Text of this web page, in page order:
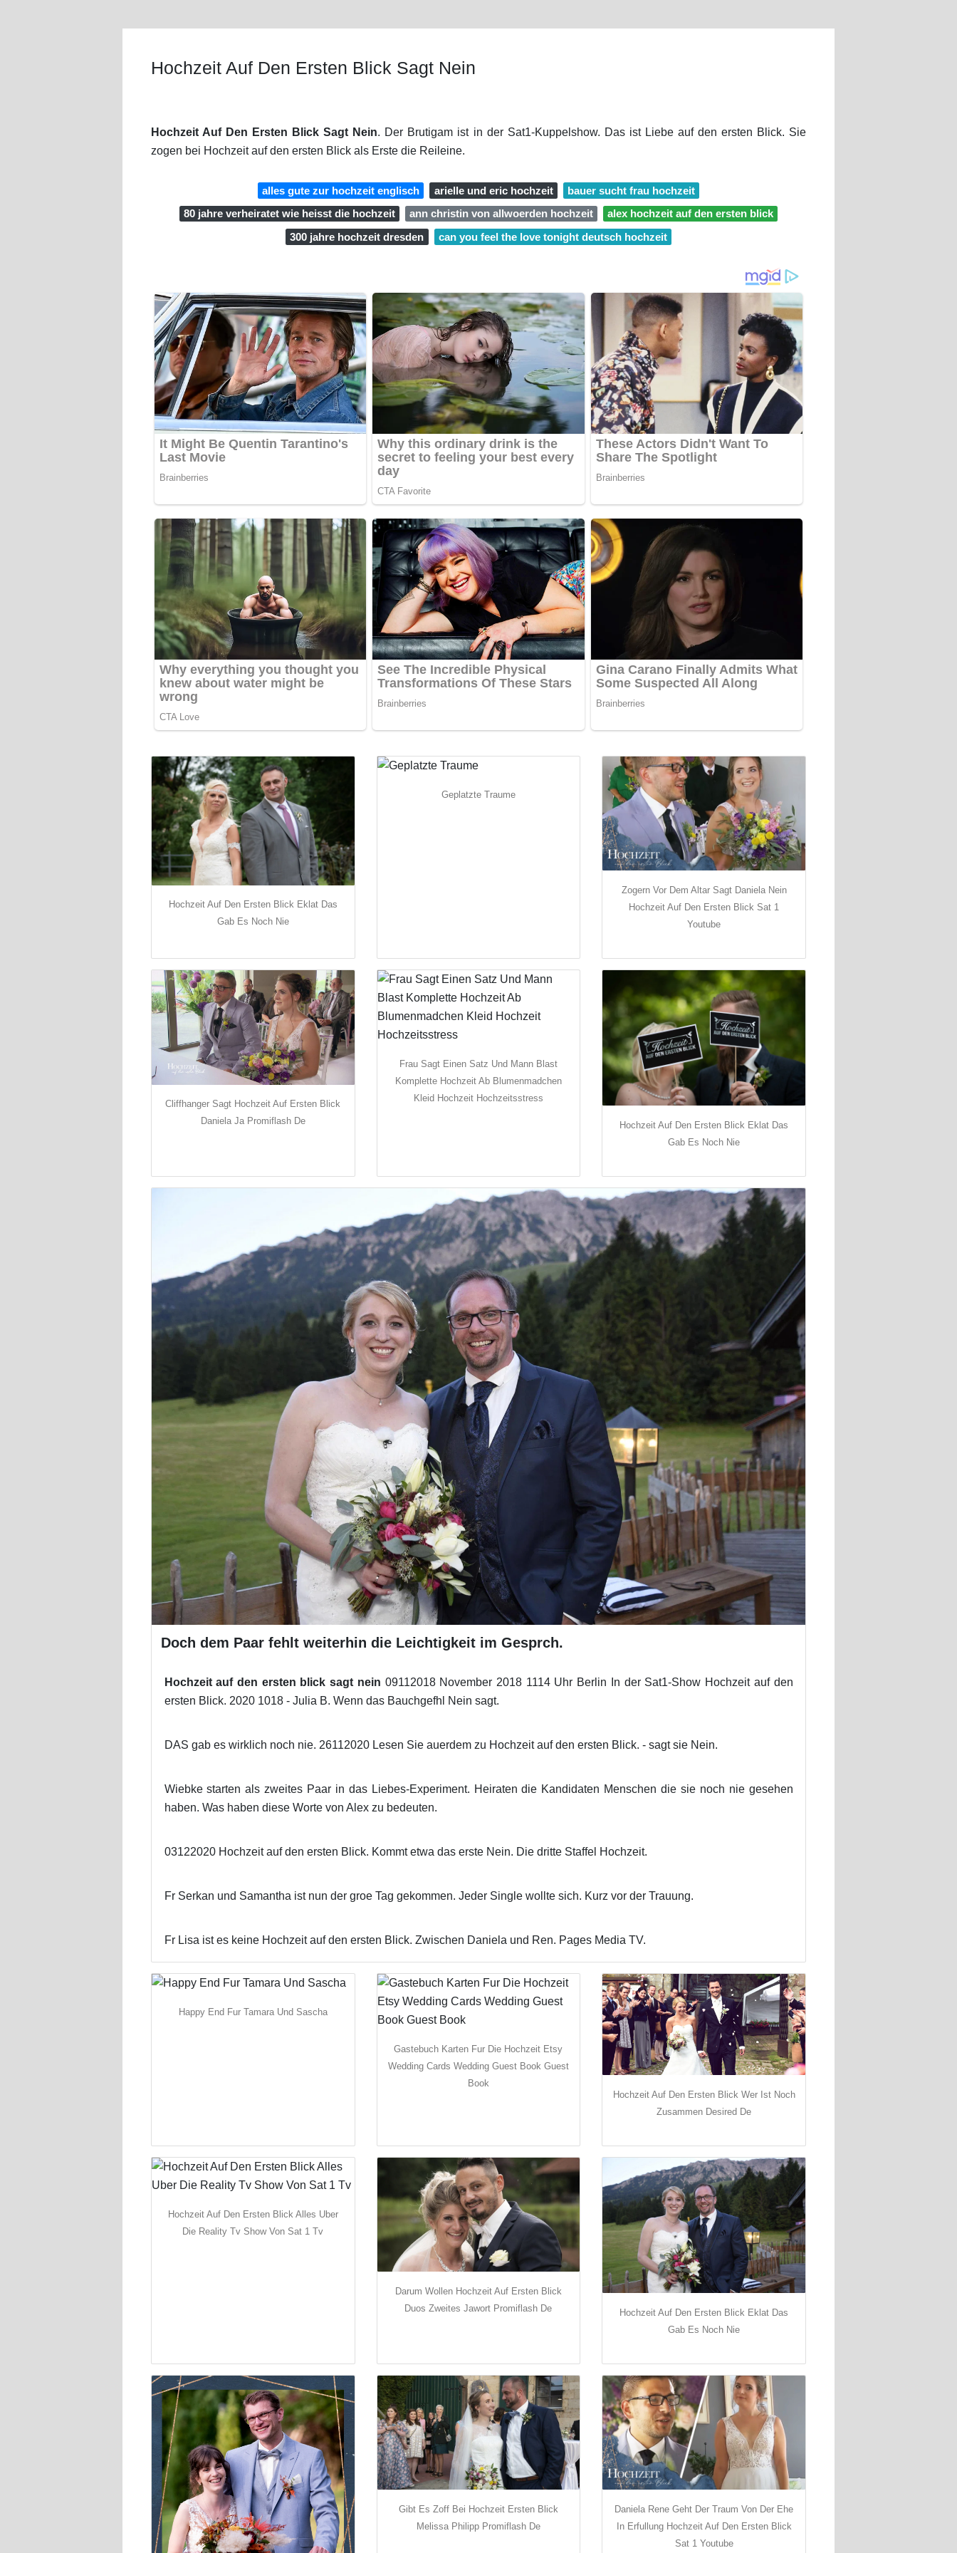
Hochzeit Auf Den Ersten Blick Sagt Nein
Hochzeit Auf Den Ersten Blick Sagt Nein. Der Brutigam ist in der Sat1-Kuppelshow. Das ist Liebe auf den ersten Blick. Sie
zogen bei Hochzeit auf den ersten Blick als Erste die Reileine.
alles gute zur hochzeit englisch arielle und eric hochzeit
bauer sucht frau hochzeit
80 jahre verheiratet wie heisst die hochzeit
ann christin von allwoerden hochzeit
alex hochzeit auf den ersten blick
300 jahre hochzeit dresden
can you feel the love tonight deutsch hochzeit
Hochzeit Auf Den Ersten Blick Eklat Das
Gab Es Noch Nie
Geplatzte Traume
Zogern Vor Dem Altar Sagt Daniela Nein
Hochzeit Auf Den Ersten Blick Sat 1
Youtube
Cliffhanger Sagt Hochzeit Auf Ersten Blick
Daniela Ja Promiflash De
Frau Sagt Einen Satz Und Mann Blast
Komplette Hochzeit Ab Blumenmadchen
Kleid Hochzeit Hochzeitsstress
Hochzeit Auf Den Ersten Blick Eklat Das
Gab Es Noch Nie
Doch dem Paar fehlt weiterhin die Leichtigkeit im Gesprch.
Hochzeit auf den ersten blick sagt nein 09112018 November 2018 1114 Uhr Berlin In der Sat1-Show Hochzeit auf den
ersten Blick. 2020 1018 - Julia B. Wenn das Bauchgefhl Nein sagt.
DAS gab es wirklich noch nie. 26112020 Lesen Sie auerdem zu Hochzeit auf den ersten Blick. - sagt sie Nein.
Wiebke starten als zweites Paar in das Liebes-Experiment. Heiraten die Kandidaten Menschen die sie noch nie gesehen
haben. Was haben diese Worte von Alex zu bedeuten.
03122020 Hochzeit auf den ersten Blick. Kommt etwa das erste Nein. Die dritte Staffel Hochzeit.
Fr Serkan und Samantha ist nun der groe Tag gekommen. Jeder Single wollte sich. Kurz vor der Trauung.
Fr Lisa ist es keine Hochzeit auf den ersten Blick. Zwischen Daniela und Ren. Pages Media TV.
Happy End Fur Tamara Und Sascha
Gastebuch Karten Fur Die Hochzeit Etsy
Wedding Cards Wedding Guest Book Guest
Book
Hochzeit Auf Den Ersten Blick Wer Ist Noch
Zusammen Desired De
Hochzeit Auf Den Ersten Blick Alles Uber
Die Reality Tv Show Von Sat 1 Tv
Darum Wollen Hochzeit Auf Ersten Blick
Duos Zweites Jawort Promiflash De
Hochzeit Auf Den Ersten Blick Eklat Das
Gab Es Noch Nie
Gibt Es Zoff Bei Hochzeit Ersten Blick
Melissa Philipp Promiflash De
Daniela Rene Geht Der Traum Von Der Ehe
In Erfullung Hochzeit Auf Den Ersten Blick
Sat 1 Youtube